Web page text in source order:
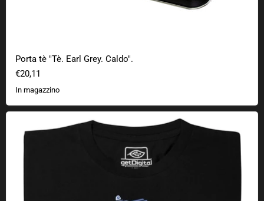
Porta tè "Tè. Earl Grey. Caldo".
€20,11
In magazzino
Solo parcheggio TARDIS